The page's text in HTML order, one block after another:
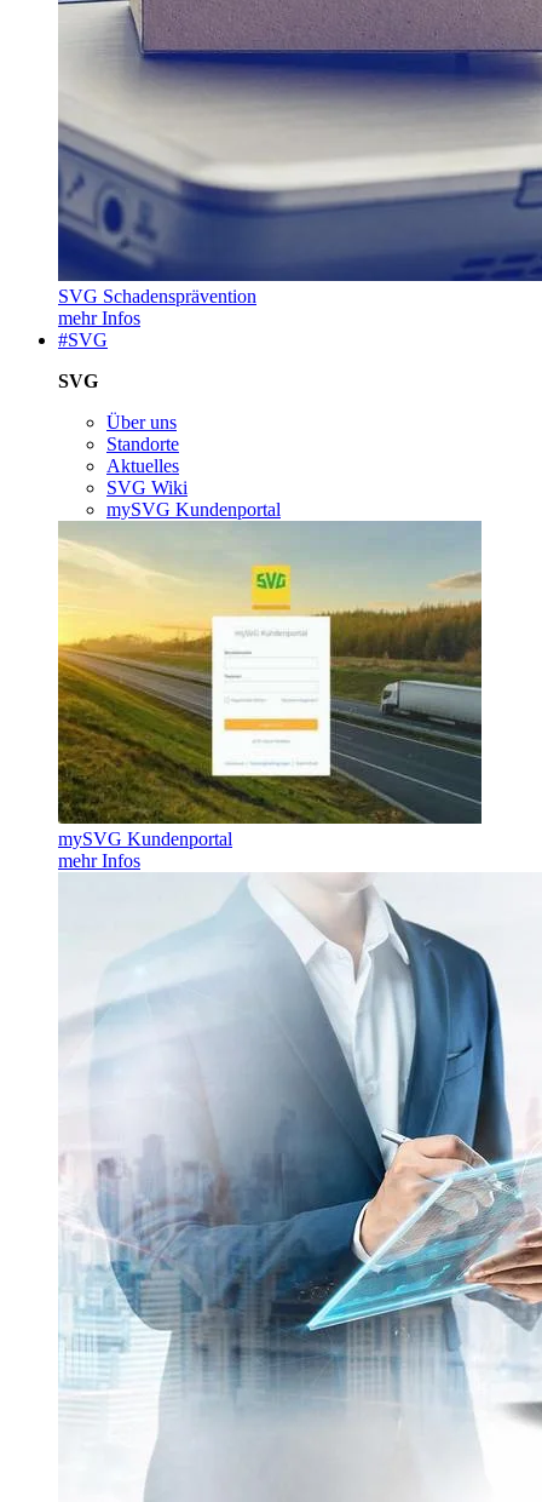
SVG Schadensprävention
mehr Infos
#SVG
SVG
Über uns
Standorte
Aktuelles
SVG Wiki
mySVG Kundenportal
mySVG Kundenportal
mehr Infos